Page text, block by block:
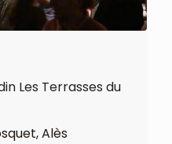
Les Terrasses du
Alès